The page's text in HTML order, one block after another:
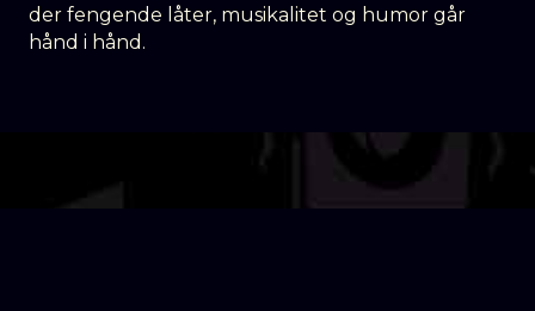
der fengende låter, musikalitet og humor går
hånd i hånd.